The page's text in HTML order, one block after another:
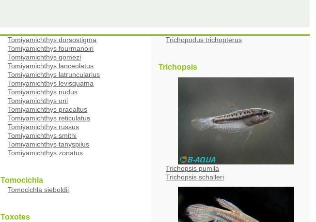
Tomiyamichthys dorsostigma
Tomiyamichthys fourmanoiri
Tomiyamichthys gomezi
Tomiyamichthys lanceolatus
Tomiyamichthys latruncularius
Tomiyamichthys levisquama
Tomiyamichthys nudus
Tomiyamichthys oni
Tomiyamichthys praealtus
Tomiyamichthys reticulatus
Tomiyamichthys russus
Tomiyamichthys smithi
Tomiyamichthys tanyspilus
Tomiyamichthys zonatus
Tomocichla
Tomocichla sieboldii
Toxotes
Trichopodus trichopterus
Trichopsis
Trichopsis pumila
Trichopsis schalleri